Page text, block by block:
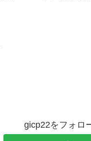
gicp22をフォロ